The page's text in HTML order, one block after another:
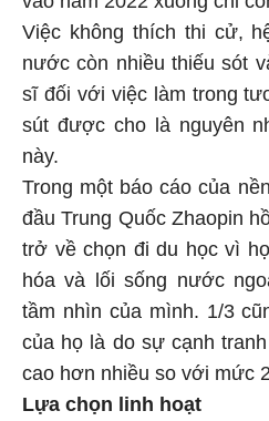
Việc không thích thi cử,
nước còn nhiều thiếu sót
sĩ đối với việc làm trong
sút được cho là nguyên
này.
Trong một báo cáo của
đầu Trung Quốc Zhaopin
trở về chọn đi du học vì
hóa và lối sống nước
tầm nhìn của mình. 1/3
của họ là do sự cạnh
cao hơn nhiều so với mức
Lựa chọn linh hoạt